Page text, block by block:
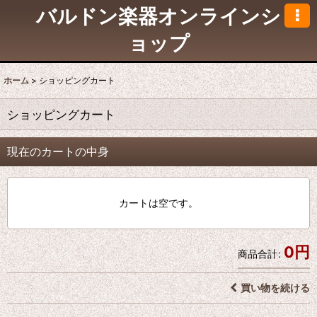
バルドン楽器オンラインシ
ョップ
ホーム > ショッピングカート
ショッピングカート
現在のカートの中身
カートは空です。
商品合計: 0円
買い物を続ける